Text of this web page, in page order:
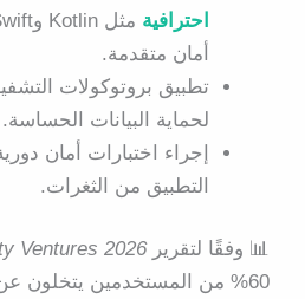
احترافية
أمان متقدمة.
لحماية البيانات الحساسة.
إجراء اختبارات أمان
التطبيق من الثغرات.
📊 وفقًا لتقريرVentures 2026
60% من المستخدمين يتخلون